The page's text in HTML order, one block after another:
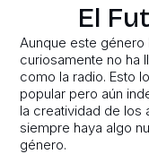
El
Aunque este género
curiosamente no ha
como la radio. Esto
popular pero aún
la creatividad de los
siempre haya algo
género.